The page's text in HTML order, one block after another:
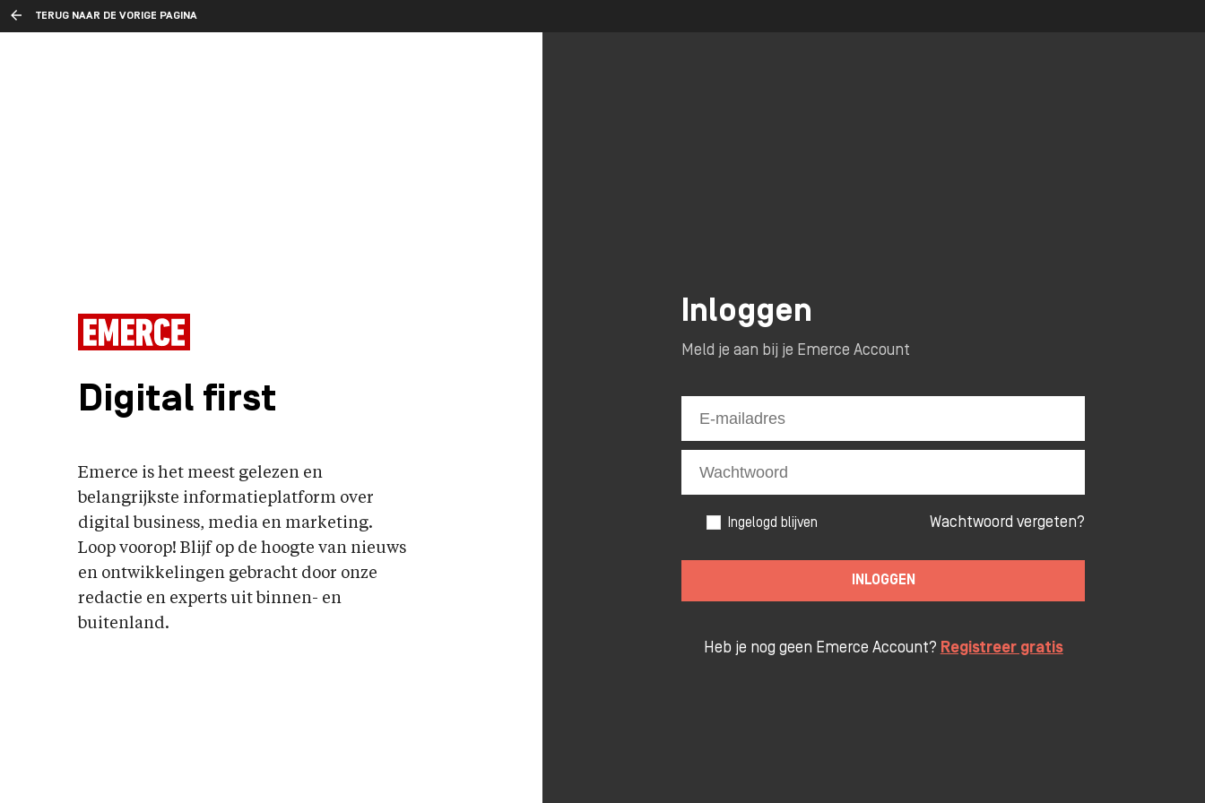
TERUG NAAR DE VORIGE PAGINA
Digital first
Emerce is het meest gelezen en
belangrijkste informatieplatform over
digital business, media en marketing.
Loop voorop! Blijf op de hoogte van nieuws
en ontwikkelingen gebracht door onze
redactie en experts uit binnen- en
buitenland.
Inloggen
Meld je aan bij je Emerce Account
Ingelogd blijven Wachtwoord vergeten?
INLOGGEN
Heb je nog geen Emerce Account? Registreer gratis